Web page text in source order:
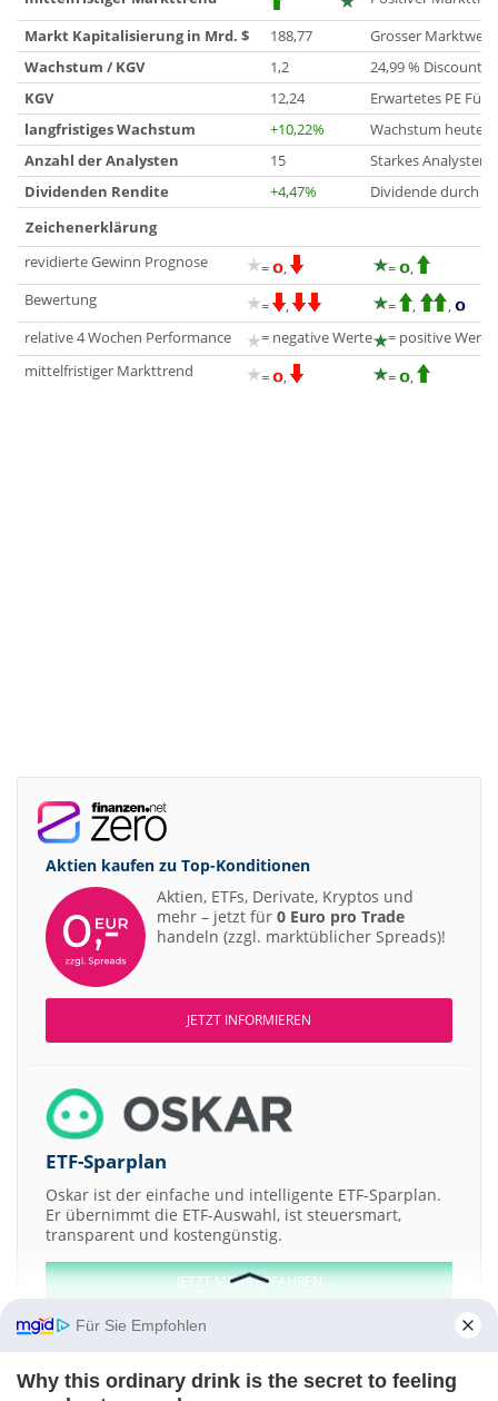
Markt Kapitalisierung in Mrd. $
188,77
Grosser Marktwert
Wachstum / KGV
1,2
24,99 % Discount
KGV
12,24
Erwartetes PE Für
langfristiges Wachstum
+10,22%
Wachstum heute
Anzahl der Analysten
15
Starkes
Dividenden Rendite
+4,47%
Dividende durch
Zeichenerklärung
revidierte Gewinn Prognose
= , =
,
Bewertung
= , = ,
,
relative 4 Wochen Performance
= negative Werte
= positive Werte
mittelfristiger Markttrend
= , = ,
Aktien kaufen zu Top-Konditionen
Aktien, ETFs, Derivate, Kryptos und
mehr – jetzt für 0 Euro pro Trade
handeln (zzgl. marktüblicher Spreads)!
JETZT INFORMIEREN
ETF-Sparplan
Oskar ist der einfache und intelligente ETF-Sparplan.
Er übernimmt die ETF-Auswahl, ist steuersmart,
transparent und kostengünstig.
JETZT MEHR ERFAHREN
Für Sie Empfohlen
Why this ordinary drink is the secret to feeling